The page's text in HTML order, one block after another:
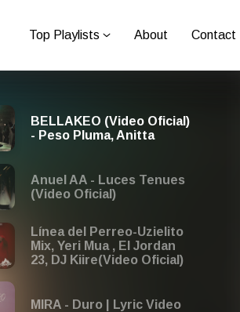
Top Playlists About Contact
BELLAKEO (Video Oficial)
- Peso Pluma, Anitta
Anuel AA - Luces Tenues
(Video Oficial)
Línea del Perreo-Uzielito
Mix, Yeri Mua , El Jordan
23, DJ Kiire(Video Oficial)
MIRA - Duro | Lyric Video